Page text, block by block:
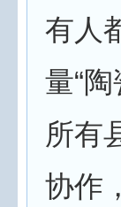
有人
量“
所有
协作